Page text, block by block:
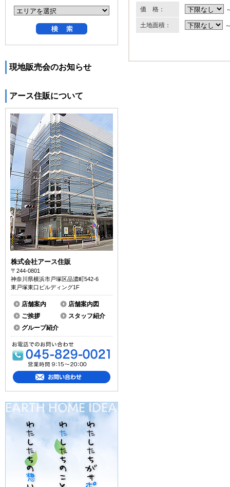
価 格：
土地面積：
現地販売会のお知らせ
アース住販について
株式会社アース住販
〒244-0801
神奈川県横浜市戸塚区品濃町542-6
東戸塚東口ビルディング1F
店舗案内
店舗案内図
ご挨拶
スタッフ紹介
グループ紹介